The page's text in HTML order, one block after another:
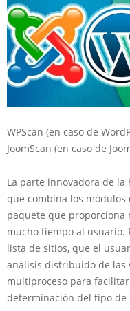
WPScan (en caso de
JoomScan (en caso de
La parte innovadora de
que combina los módulos
paquete que proporciona
mucho tiempo al usuario.
lista de sitios, que el
análisis distribuido de las
multiproceso para
determinación del tipo de